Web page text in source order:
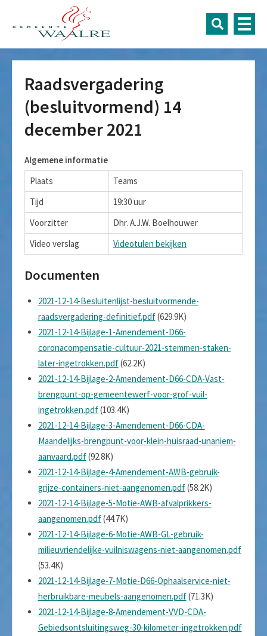
Raadsvergadering
(besluitvormend) 14
december 2021
Algemene informatie
Plaats
Teams
Tijd
19:30 uur
Voorzitter
Dhr. A.J.W. Boelhouwer
Video verslag
Videotulen bekijken
Documenten
2021-12-14-Besluitenlijst-besluitvormende-
raadsvergadering-definitief.pdf(629.9K)
2021-12-14-Bijlage-1-Amendement-D66-
coronacompensatie-cultuur-2021-stemmen-staken-
later-ingetrokken.pdf(62.2K)
2021-12-14-Bijlage-2-Amendement-D66-CDA-Vast-
brengpunt-op-gemeentewerf-voor-grof-vuil-
ingetrokken.pdf(103.4K)
2021-12-14-Bijlage-3-Amendement-D66-CDA-
Maandelijks-brengpunt-voor-klein-huisraad-unaniem-
aanvaard.pdf(92.8K)
2021-12-14-Bijlage-4-Amendement-AWB-gebruik-
grijze-containers-niet-aangenomen.pdf(58.2K)
2021-12-14-Bijlage-5-Motie-AWB-afvalprikkers-
aangenomen.pdf(44.7K)
2021-12-14-Bijlage-6-Motie-AWB-GL-gebruik-
milieuvriendelijke-vuilniswagens-niet-aangenomen.pdf
(53.4K)
2021-12-14-Bijlage-7-Motie-D66-Ophaalservice-niet-
herbruikbare-meubels-aangenomen.pdf(71.3K)
2021-12-14-Bijlage-8-Amendement-VVD-CDA-
Gebiedsontsluitingsweg-30-kilometer-ingetrokken.pdf